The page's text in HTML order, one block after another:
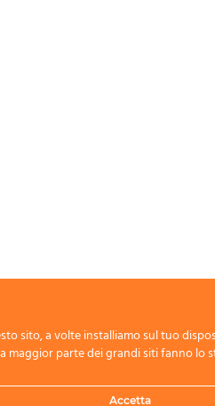
sito, a volte installiamo sul tuo
maggior parte dei grandi siti fanno lo
Accetta